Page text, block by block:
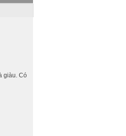
giàu. Có